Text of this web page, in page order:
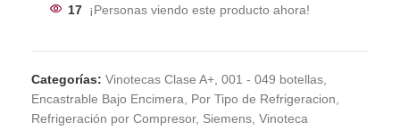
17 ¡Personas viendo este producto ahora!
Categorías: Vinotecas Clase A+ 001 - 049 botellas
Encastrable Bajo Encimera
Por Tipo de Refrigeracion
Refrigeración por Compresor, Siemens Vinoteca